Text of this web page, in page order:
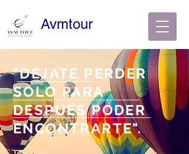
Avmtour
"DÉJATE PERDER
SOLO PARA
DESPUÉS PODER
ENCONTRARTE".